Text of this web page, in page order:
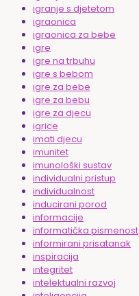
igranje s djetetom
igraonica
igraonica za bebe
igre
igre na trbuhu
igre s bebom
igre za bebe
igre za bebu
igre za djecu
igrice
imati djecu
imunitet
imunološki sustav
individualni pristup
individualnost
inducirani porod
informacije
informatička pismenost
informirani prisatanak
inspiracija
integritet
intelektualni razvoj